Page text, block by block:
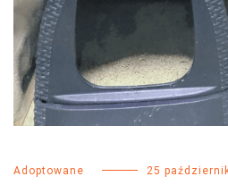
Adoptowane 25